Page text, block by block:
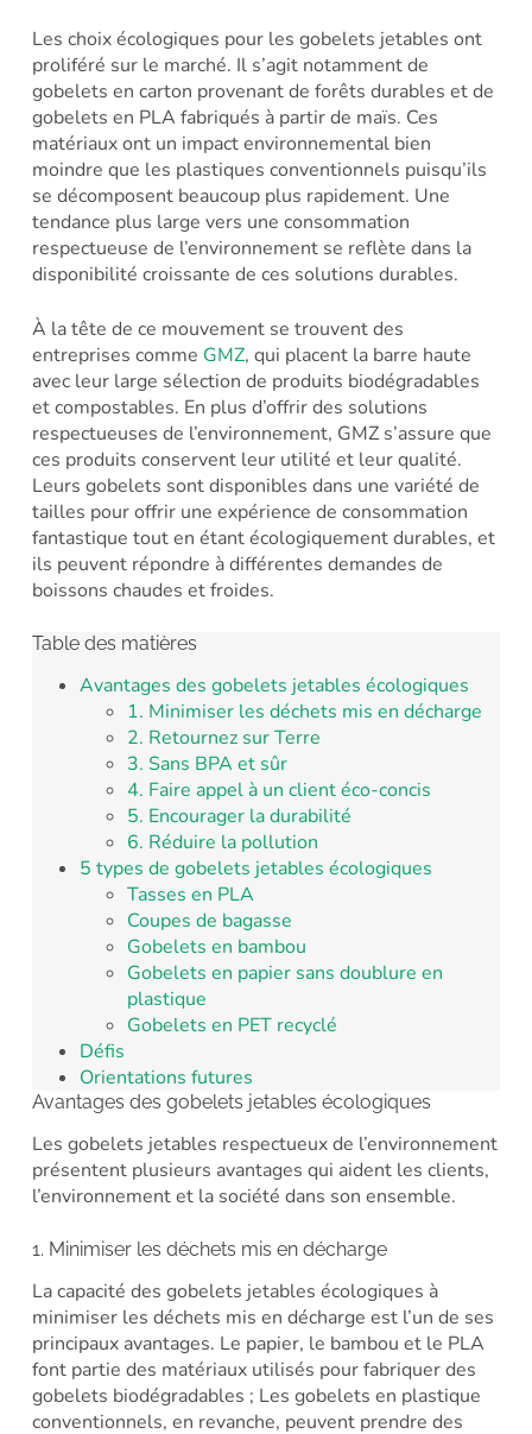
Les choix écologiques pour les gobelets jetables ont
proliféré sur le marché. Il s’agit notamment de
gobelets en carton provenant de forêts durables et de
gobelets en PLA fabriqués à partir de maïs. Ces
matériaux ont un impact environnemental bien
moindre que les plastiques conventionnels puisqu’ils
se décomposent beaucoup plus rapidement. Une
tendance plus large vers une consommation
respectueuse de l’environnement se reflète dans la
disponibilité croissante de ces solutions durables.
À la tête de ce mouvement se trouvent des
entreprises comme GMZ, qui placent la barre haute
avec leur large sélection de produits biodégradables
et compostables. En plus d’offrir des solutions
respectueuses de l’environnement, GMZ s’assure que
ces produits conservent leur utilité et leur qualité.
Leurs gobelets sont disponibles dans une variété de
tailles pour offrir une expérience de consommation
fantastique tout en étant écologiquement durables, et
ils peuvent répondre à différentes demandes de
boissons chaudes et froides.
Table des matières
Avantages des gobelets jetables écologiques
1. Minimiser les déchets mis en décharge
2. Retournez sur Terre
3. Sans BPA et sûr
4. Faire appel à un client éco-concis
5. Encourager la durabilité
6. Réduire la pollution
5 types de gobelets jetables écologiques
Tasses en PLA
Coupes de bagasse
Gobelets en bambou
Gobelets en papier sans doublure en
plastique
Gobelets en PET recyclé
Défis
Orientations futures
Avantages des gobelets jetables écologiques
Les gobelets jetables respectueux de l’environnement
présentent plusieurs avantages qui aident les clients,
l’environnement et la société dans son ensemble.
1. Minimiser les déchets mis en décharge
La capacité des gobelets jetables écologiques à
minimiser les déchets mis en décharge est l’un de ses
principaux avantages. Le papier, le bambou et le PLA
font partie des matériaux utilisés pour fabriquer des
gobelets biodégradables ; Les gobelets en plastique
conventionnels, en revanche, peuvent prendre des